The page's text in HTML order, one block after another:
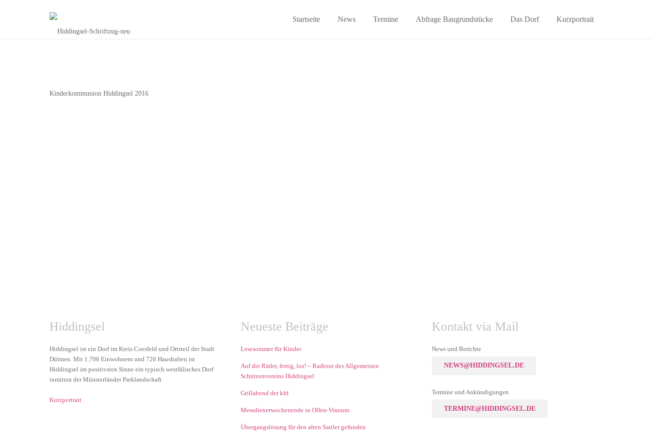
Startseite News Termine Abfrage Baugrundstücke Das Dorf Kurzportrait
Kinderkommunion Hiddingsel 2016
Hiddingsel
Hiddingsel ist ein Dorf im Kreis Coesfeld und Ortsteil der Stadt
Dülmen. Mit 1.706 Einwohnern und 726 Haushalten ist
Hiddingsel im positivsten Sinne ein typisch westfälisches Dorf
inmitten der Münsterländer Parklandschaft.
Kurzportrait
Neueste Beiträge
Lesesommer für Kinder
Auf die Räder, fertig, los! – Radtour des Allgemeinen
Schützenvereins Hiddingsel
Grillabend der kfd
Messdienerwochenende in Olfen-Vinnum
Übergangslösung für den alten Sattler gefunden
Kontakt via Mail
News und Berichte
NEWS@HIDDINGSEL.DE
Termine und Ankündigungen
TERMINE@HIDDINGSEL.DE